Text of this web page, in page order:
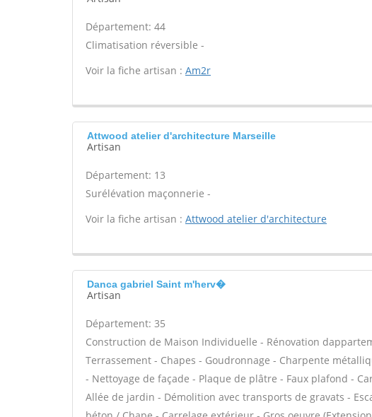
Département: 44
Climatisation réversible -
Voir la fiche artisan : Am2r
Attwood atelier d'architecture Marseille
Artisan
Département: 13
Surélévation maçonnerie -
Voir la fiche artisan : Attwood atelier d'architecture
Danca gabriel Saint m'herv�
Artisan
Département: 35
Construction de Maison Individuelle - Rénovation
Terrassement - Chapes - Goudronnage - Charpente
- Nettoyage de façade - Plaque de plâtre - Faux plafond -
Allée de jardin - Démolition avec transports de gravats -